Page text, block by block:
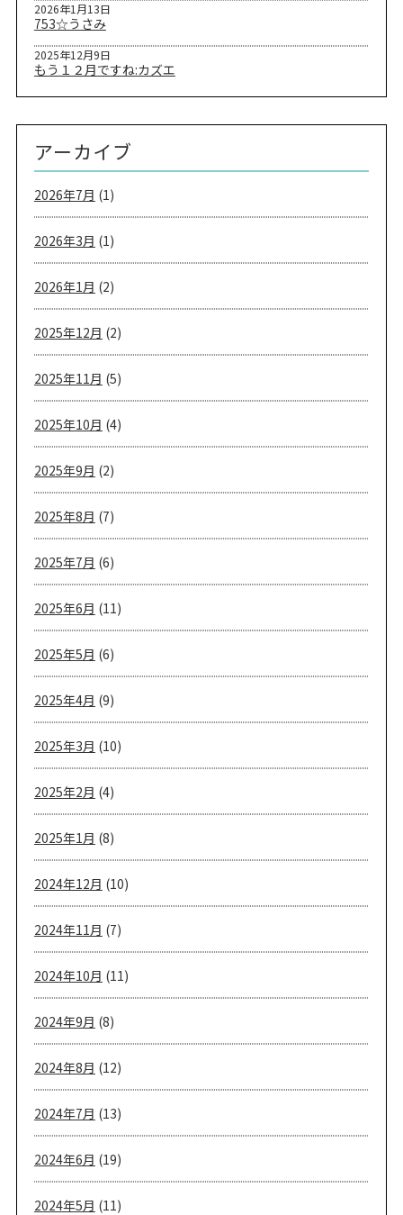
753☆うさみ
2026年1月13日
もう１２月ですね:カズエ
2025年12月9日
アーカイブ
2026年7月 (1)
2026年3月 (1)
2026年1月 (2)
2025年12月 (2)
2025年11月 (5)
2025年10月 (4)
2025年9月 (2)
2025年8月 (7)
2025年7月 (6)
2025年6月 (11)
2025年5月 (6)
2025年4月 (9)
2025年3月 (10)
2025年2月 (4)
2025年1月 (8)
2024年12月 (10)
2024年11月 (7)
2024年10月 (11)
2024年9月 (8)
2024年8月 (12)
2024年7月 (13)
2024年6月 (19)
2024年5月 (11)